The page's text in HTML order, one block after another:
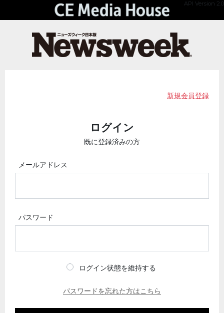
API Version 2.0
新規会員登録
ログイン
既に登録済みの方
メールアドレス
パスワード
ログイン状態を維持する
パスワードを忘れた方はこちら